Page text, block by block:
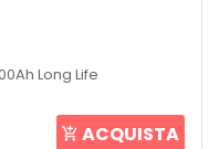
Long Life
ACQUISTA